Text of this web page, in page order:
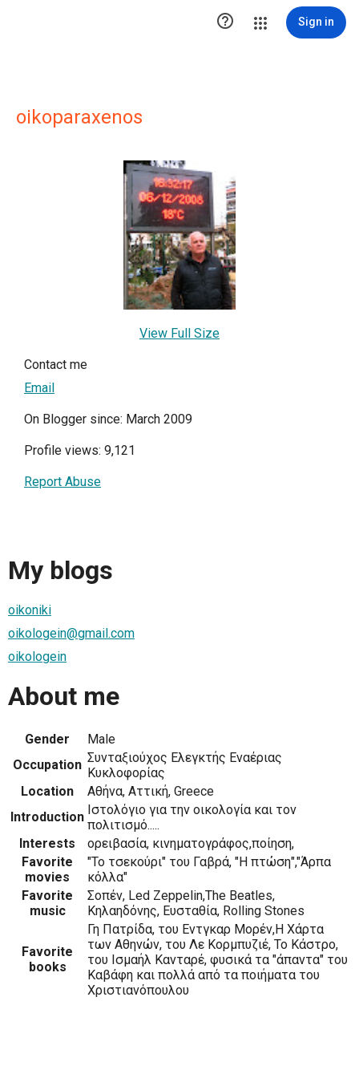
 Sign in
oikoparaxenos
View Full Size
Contact me
Email
On Blogger since: March 2009
Profile views: 9,121
Report Abuse
My blogs
oikoniki
oikologein@gmail.com
oikologein
About me
Gender
Male
Occupation Συνταξιούχος Ελεγκτής Εναέριας
Κυκλοφορίας
Location
Αθήνα, Αττική, Greece
Introduction Ιστολόγιο για την οικολογία και τον
πολιτισμό.....
Interests
ορειβασία, κινηματογράφος,ποίηση,
Favorite
movies
"Το τσεκούρι" του Γαβρά, "H πτώση","Άρπα
κόλλα"
Favorite
music
Σοπέν, Led Zeppelin,The Beatles,
Κηλαηδόνης, Ευσταθία, Rolling Stones
Favorite
books
Γη Πατρίδα, του Εντγκαρ Μορέν,Η Χάρτα
των Αθηνών, του Λε Κορμπυζιέ, Το Κάστρο,
του Ισμαήλ Κανταρέ, φυσικά τα "άπαντα" του
Καβάφη και πολλά από τα ποιήματα του
Χριστιανόπουλου